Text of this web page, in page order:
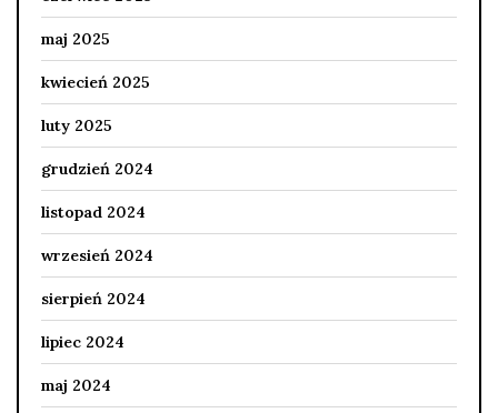
maj 2025
kwiecień 2025
luty 2025
grudzień 2024
listopad 2024
wrzesień 2024
sierpień 2024
lipiec 2024
maj 2024